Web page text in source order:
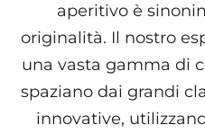
aperitivo è
originalità. Il nostro
una vasta gamma di
spaziano dai grandi
innovative,